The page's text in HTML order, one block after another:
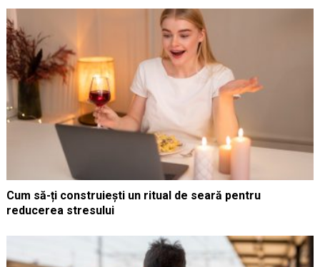
Cum să-ți construiești un ritual de seară pentru
reducerea stresului